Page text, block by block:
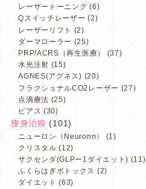
レーザートーニング (6)
Qスイッチレーザー (2)
レーザーリフト (2)
ダーマローラー (25)
PRP/ACRS（再生医療）
(37)
水光注射 (15)
AGNES(アグネス) (20)
フラクショナルCO2レーザー (27)
点滴療法 (25)
ピアス (30)
痩身治療 (101)
ニューロン（Neuronn）
(1)
クリスタル (12)
サクセンダ(GLPー1ダイエット) (11)
ふくらはぎボトックス (2)
ダイエット (63)